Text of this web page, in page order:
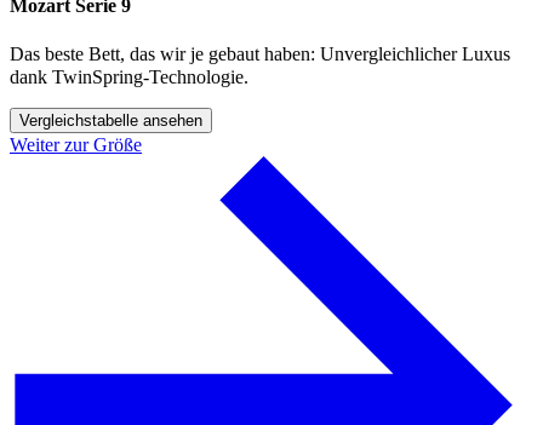
Mozart Serie 9
Das beste Bett, das wir je gebaut haben: Unvergleichlicher Luxus
dank TwinSpring-Technologie.
Vergleichstabelle ansehen
Weiter zur Größe